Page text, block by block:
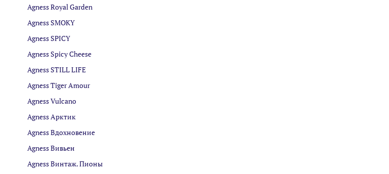
Agness Royal Garden
Agness SMOKY
Agness SPICY
Agness Spicy Cheese
Agness STILL LIFE
Agness Tiger Amour
Agness Vulcano
Agness Арктик
Agness Вдохновение
Agness Вивьен
Agness Винтаж. Пионы